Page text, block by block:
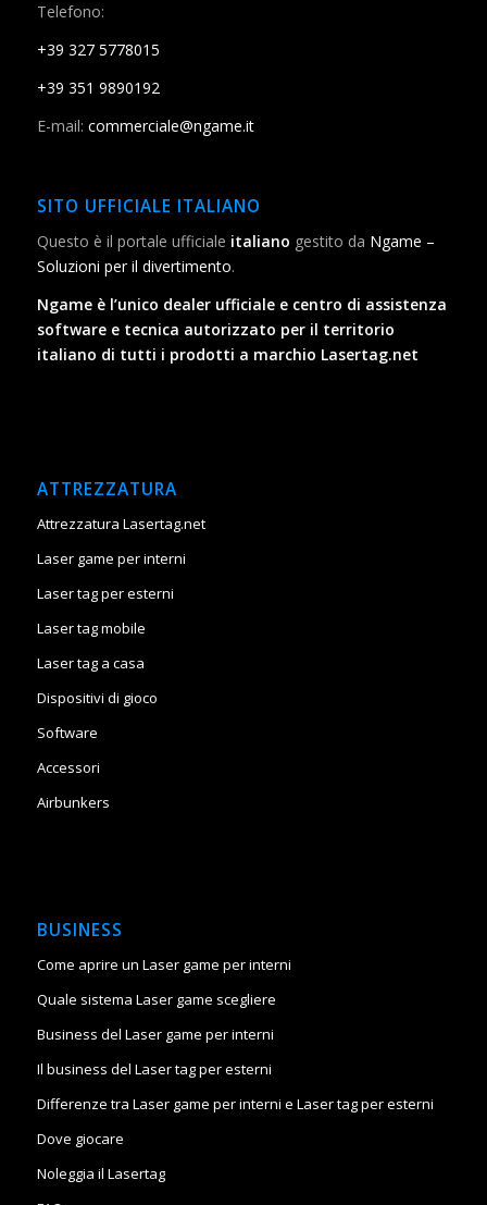
Telefono:
+39 327 5778015
+39 351 9890192
E-mail: commerciale@ngame.it
SITO UFFICIALE ITALIANO
Questo è il portale ufficiale italiano gestito da Ngame –
Soluzioni per il divertimento.
Ngame è l’unico dealer ufficiale e centro di assistenza
software e tecnica autorizzato per il territorio
italiano di tutti i prodotti a marchio Lasertag.net
ATTREZZATURA
Attrezzatura Lasertag.net
Laser game per interni
Laser tag per esterni
Laser tag mobile
Laser tag a casa
Dispositivi di gioco
Software
Accessori
Airbunkers
BUSINESS
Come aprire un Laser game per interni
Quale sistema Laser game scegliere
Business del Laser game per interni
Il business del Laser tag per esterni
Differenze tra Laser game per interni e Laser tag per esterni
Dove giocare
Noleggia il Lasertag